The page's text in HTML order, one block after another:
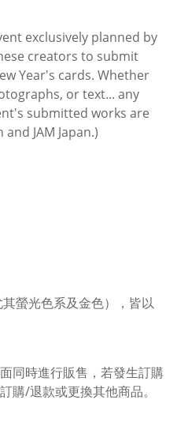
exclusively planned by
creators to submit
Year's cards. Whether
or text... any
submitted works are
JAM Japan.)
螢光色系及金色），皆以
同時進行販售，若發生訂購
購/退款或更換其他商品。